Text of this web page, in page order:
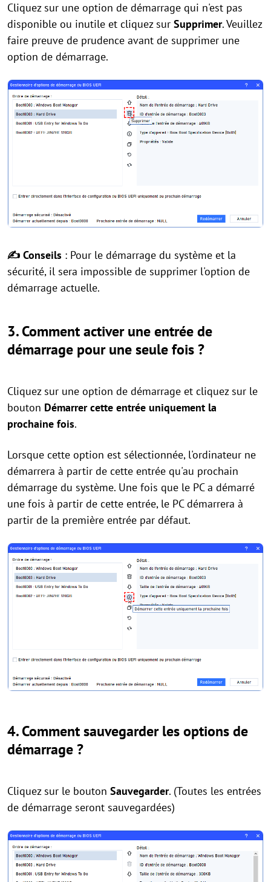
Cliquez sur une option de démarrage qui n'est pas
disponible ou inutile et cliquez sur Supprimer. Veuillez
faire preuve de prudence avant de supprimer une
option de démarrage.
✍ Conseils : Pour le démarrage du système et la
sécurité, il sera impossible de supprimer l'option de
démarrage actuelle.
3. Comment activer une entrée de
démarrage pour une seule fois ?
Cliquez sur une option de démarrage et cliquez sur le
bouton Démarrer cette entrée uniquement la
prochaine fois.
Lorsque cette option est sélectionnée, l'ordinateur ne
démarrera à partir de cette entrée qu'au prochain
démarrage du système. Une fois que le PC a démarré
une fois à partir de cette entrée, le PC démarrera à
partir de la première entrée par défaut.
4. Comment sauvegarder les options de
démarrage ?
Cliquez sur le bouton Sauvegarder. (Toutes les entrées
de démarrage seront sauvegardées)